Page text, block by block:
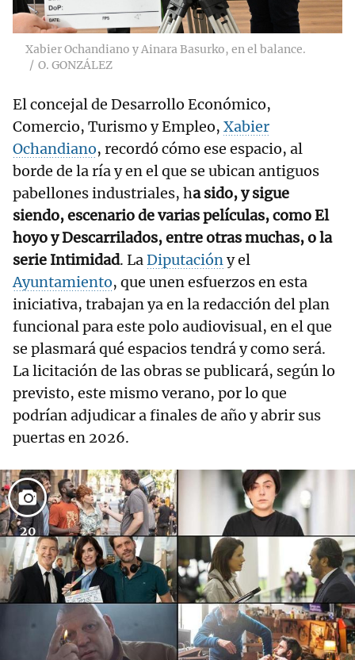
Xabier Ochandiano y Ainara Basurko, en el balance.
O. GONZÁLEZ
El concejal de Desarrollo Económico,
Comercio, Turismo y Empleo, Xabier
Ochandiano, recordó cómo ese espacio, al
borde de la ría y en el que se ubican antiguos
pabellones industriales, ha sido, y sigue
siendo, escenario de varias películas, como El
hoyo y Descarrilados, entre otras muchas, o la
serie Intimidad. LaDiputacióny el
Ayuntamiento, que unen esfuerzos en esta
iniciativa, trabajan ya en la redacción del plan
funcional para este polo audiovisual, en el que
se plasmará qué espacios tendrá y como será.
La licitación de las obras se publicará, según lo
previsto, este mismo verano, por lo que
podrían adjudicar a finales de año y abrir sus
puertas en 2026.
20